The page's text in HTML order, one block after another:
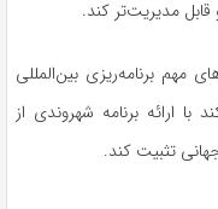
قابل مدیریت‌تر کند.
مهم برنامه‌ریزی بین‌المللی
ارائه برنامه شهروندی از
تثبیت کند.